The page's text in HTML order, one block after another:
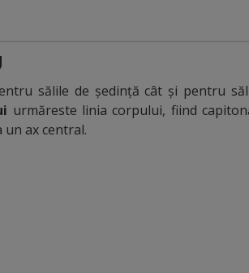
sălile de ședință cât și pentru
urmăreste linia corpului, fiind
ax central.